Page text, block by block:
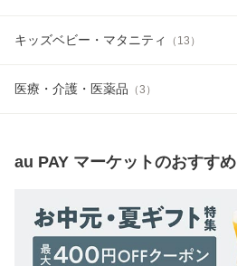
キッズベビー・マタニティ （ 13 ）
医療・介護・医薬品 （3 ）
au PAY マーケットのおすすめ